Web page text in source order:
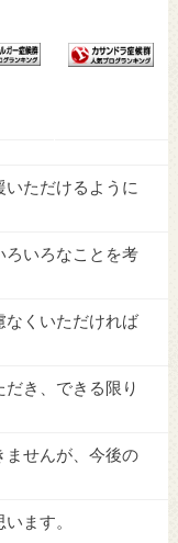
ただけるように
ろいろなことを考
なくいただければ
き、できる限り
ませんが、今後の
ます。